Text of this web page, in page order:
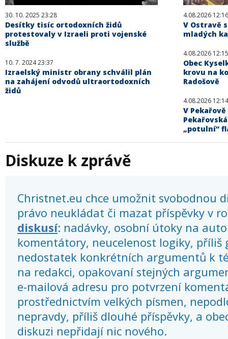
30. 10. 2025 23:28
Desítky tisíc ortodoxních židů
protestovaly v Izraeli proti vojenské
službě
10. 7. 2024 23:37
Izraelský ministr obrany schválil plán
na zahájení odvodů ultraortodoxních
židů
4.08.2026 12:16
V Ostravě
mladých
4.08.2026 12:15
Obec
krovu na
Radošově
4.08.2026 12:14
V
„potulní“
Diskuze k zprávě
Christnet.eu chce umožnit svobodnou
právo neukládat či mazat příspěvky v
diskusí: nadávky, osobní útoky na
komentátory, neucelenost logiky, příliš
nedostatek konkrétních argumentů k
na redakci, opakovaní stejných
e-mailová adresu pro potvrzení
prostřednictvím velkých písmen,
nepravdy, příliš dlouhé příspěvky, a
diskuzi nepřidají nic nového.